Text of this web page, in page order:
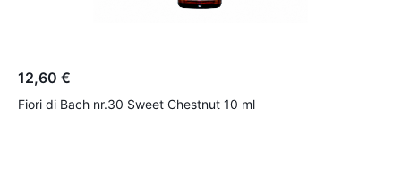
12,60 €
Fiori di Bach nr.30 Sweet Chestnut 10 ml